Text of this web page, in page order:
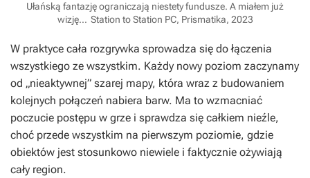
Ułańską fantazję ograniczają niestety fundusze. A miałem już
wizję… Station to Station PC, Prismatika, 2023
W praktyce cała rozgrywka sprowadza się do łączenia
wszystkiego ze wszystkim. Każdy nowy poziom zaczynamy
od „nieaktywnej” szarej mapy, która wraz z budowaniem
kolejnych połączeń nabiera barw. Ma to wzmacniać
poczucie postępu w grze i sprawdza się całkiem nieźle,
choć przede wszystkim na pierwszym poziomie, gdzie
obiektów jest stosunkowo niewiele i faktycznie ożywiają
cały region.